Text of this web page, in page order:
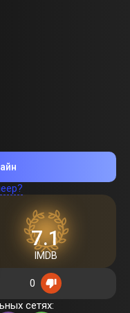
7.1
IMDB
0
сетях: